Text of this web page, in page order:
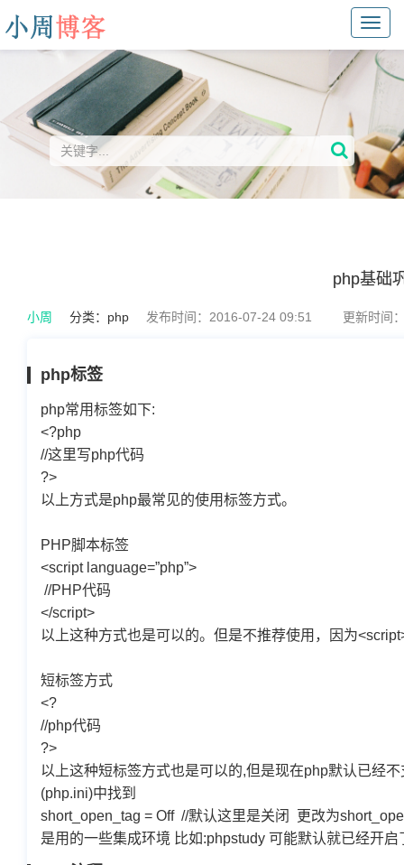
php基础
小周 分类： php 发布时间：2016-07-24 09:51 更新时间
php标签
php常用标签如下:
<?php
//这里写php代码
?>
以上方式是php最常见的使用标签方式。
PHP脚本标签
<script language=”php”>
//PHP代码
</script>
以上这种方式也是可以的。但是不推荐使用，因为
短标签方式
<?
//php代码
?>
以上这种短标签方式也是可以的,但是现在php默认已经
(php.ini)中找到
short_open_tag = Off //默认这里是关闭 更改为
是用的一些集成环境 比如:phpstudy 可能默认就已经开